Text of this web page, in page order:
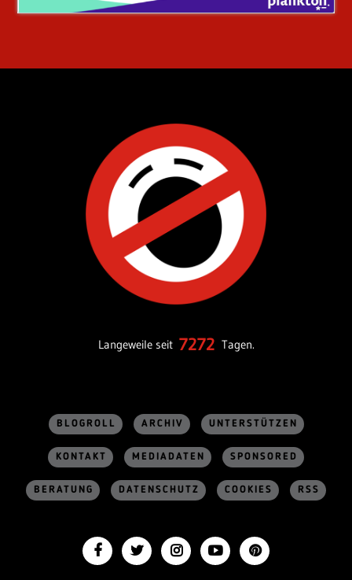
Langeweile seit 7272 Tagen.
BLOGROLL ARCHIV UNTERSTÜTZEN
KONTAKT MEDIADATEN SPONSORED
BERATUNG DATENSCHUTZ COOKIES RSS